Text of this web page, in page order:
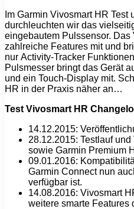
Im Garmin Vivosmart HR Test
durchleuchten wir das
eingebautem Pulssensor. Das
zahlreiche Features mit und
nur Activity-Tracker
Pulsmesser bringt das Gerät
und ein Touch-Display mit.
HR in der Praxis näher an…
Test Vivosmart HR
14.12.2015:
28.12.2015: Testlauf
sowie Garmin Premium
09.01.2016:
Garmin Connect nun
verfügbar ist.
14.08.2016: Vivosmart
weitere smarte Features